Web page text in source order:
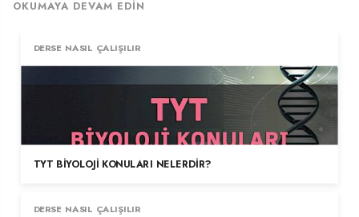
OKUMAYA DEVAM EDIN
DERSE NASIL ÇALIŞILIR
TYT BIYOLOJI KONULARI NELERDIR?
DERSE NASIL ÇALIŞILIR